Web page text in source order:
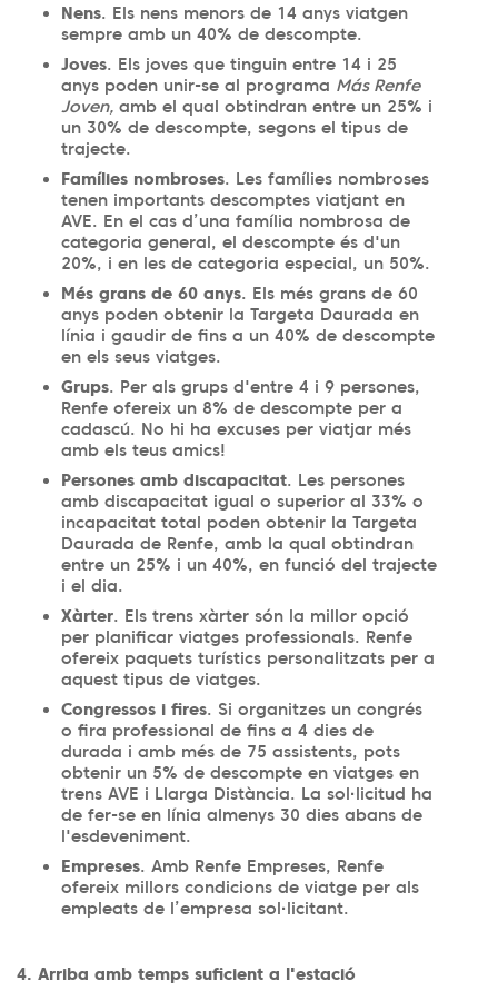
Nens. Els nens menors de 14 anys viatgen
sempre amb un 40% de descompte.
Joves. Els joves que tinguin entre 14 i 25
anys poden unir-se al programa Más Renfe
Joven, amb el qual obtindran entre un 25% i
un 30% de descompte, segons el tipus de
trajecte.
Famílies nombroses. Les famílies nombroses
tenen importants descomptes viatjant en
AVE. En el cas d’una família nombrosa de
categoria general, el descompte és d'un
20%, i en les de categoria especial, un 50%.
Més grans de 60 anys. Els més grans de 60
anys poden obtenir la Targeta Daurada en
línia i gaudir de fins a un 40% de descompte
en els seus viatges.
Grups. Per als grups d'entre 4 i 9 persones,
Renfe ofereix un 8% de descompte per a
cadascú. No hi ha excuses per viatjar més
amb els teus amics!
Persones amb discapacitat. Les persones
amb discapacitat igual o superior al 33% o
incapacitat total poden obtenir la Targeta
Daurada de Renfe, amb la qual obtindran
entre un 25% i un 40%, en funció del trajecte
i el dia.
Xàrter. Els trens xàrter són la millor opció
per planificar viatges professionals. Renfe
ofereix paquets turístics personalitzats per a
aquest tipus de viatges.
Congressos i fires. Si organitzes un congrés
o fira professional de fins a 4 dies de
durada i amb més de 75 assistents, pots
obtenir un 5% de descompte en viatges en
trens AVE i Llarga Distància. La sol·licitud ha
de fer-se en línia almenys 30 dies abans de
l'esdeveniment.
Empreses. Amb Renfe Empreses, Renfe
ofereix millors condicions de viatge per als
empleats de l’empresa sol·licitant.
4. Arriba amb temps suficient a l'estació